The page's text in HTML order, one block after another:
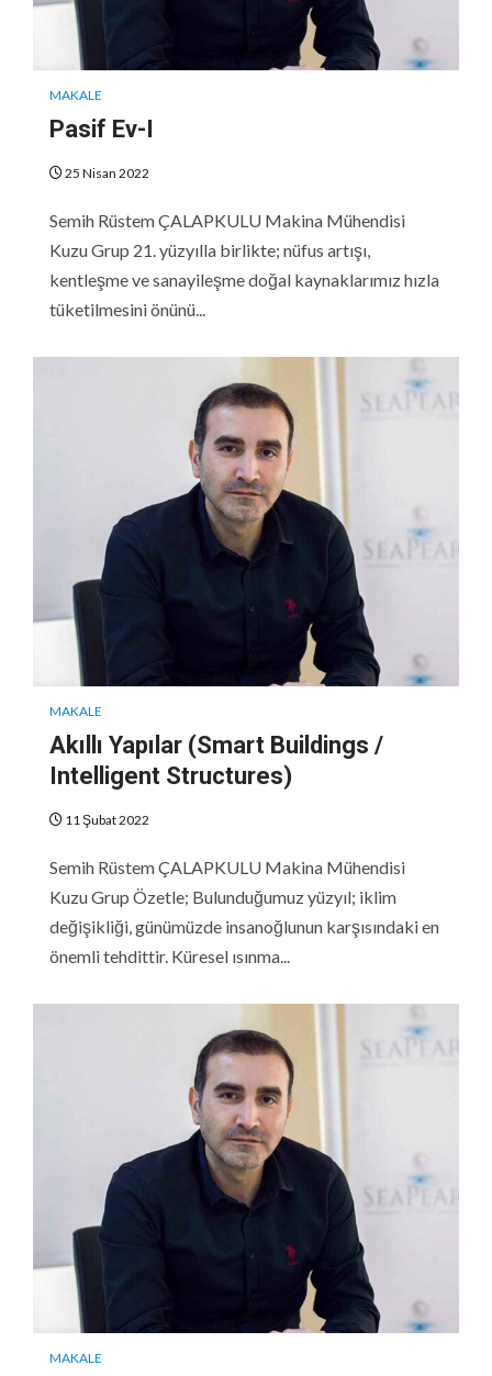
MAKALE
Pasif Ev-I
25 Nisan 2022
Semih Rüstem ÇALAPKULU Makina Mühendisi
Kuzu Grup 21. yüzyılla birlikte; nüfus artışı,
kentleşme ve sanayileşme doğal kaynaklarımız hızla
tüketilmesini önünü...
MAKALE
Akıllı Yapılar (Smart Buildings /
Intelligent Structures)
11 Şubat 2022
Semih Rüstem ÇALAPKULU Makina Mühendisi
Kuzu Grup Özetle; Bulunduğumuz yüzyıl; iklim
değişikliği, günümüzde insanoğlunun karşısındaki en
önemli tehdittir. Küresel ısınma...
MAKALE